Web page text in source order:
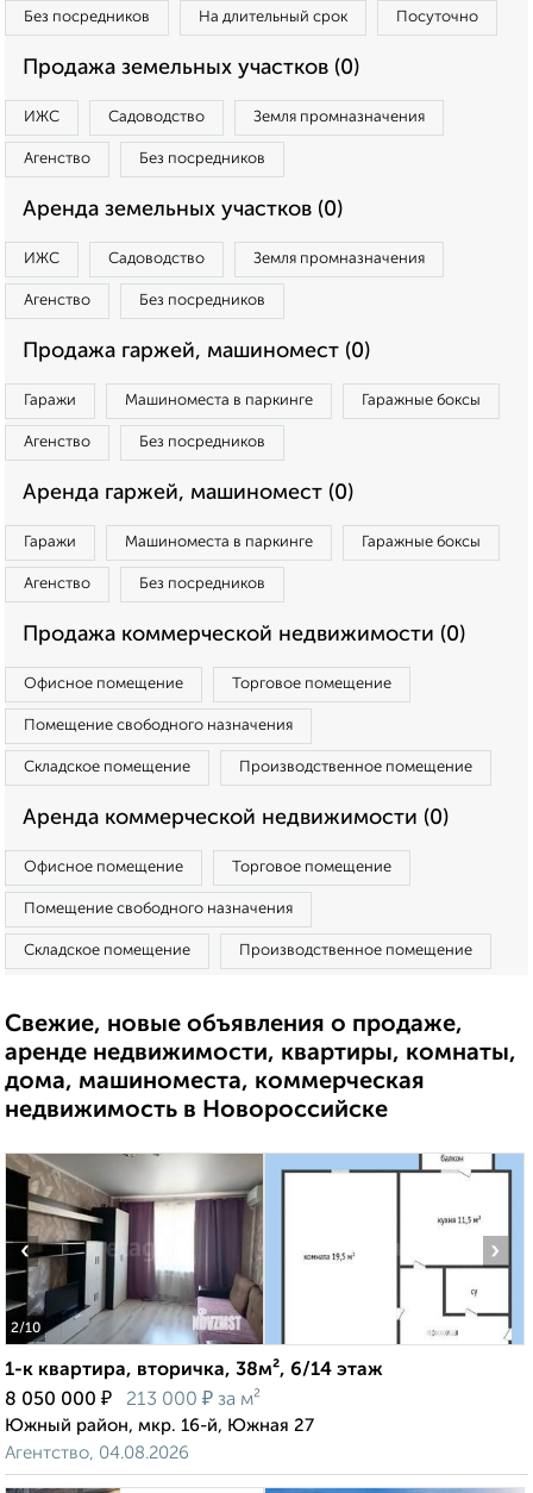
Без посредников На длительный срок Посуточно
Продажа земельных участков (0)
ИЖС Садоводство Земля промназначения
Агенство Без посредников
Аренда земельных участков (0)
ИЖС Садоводство Земля промназначения
Агенство Без посредников
Продажа гаржей, машиномест (0)
Гаражи Машиноместа в паркинге Гаражные боксы
Агенство Без посредников
Аренда гаржей, машиномест (0)
Гаражи Машиноместа в паркинге Гаражные боксы
Агенство Без посредников
Продажа коммерческой недвижимости (0)
Офисное помещение Торговое помещение
Помещение свободного назначения
Складское помещение Производственное помещение
Аренда коммерческой недвижимости (0)
Офисное помещение Торговое помещение
Помещение свободного назначения
Складское помещение Производственное помещение
Свежие, новые объявления о продаже,
аренде недвижимости, квартиры, комнаты,
дома, машиноместа, коммерческая
недвижимость в Новороссийске
2/10
‹ ›
1-к квартира, вторичка, 38м², 6/14 этаж
8 050 000 ₽ 213 000 ₽ за м²
Южный район, мкр. 16-й, Южная 27
Агентство, 04.08.2026